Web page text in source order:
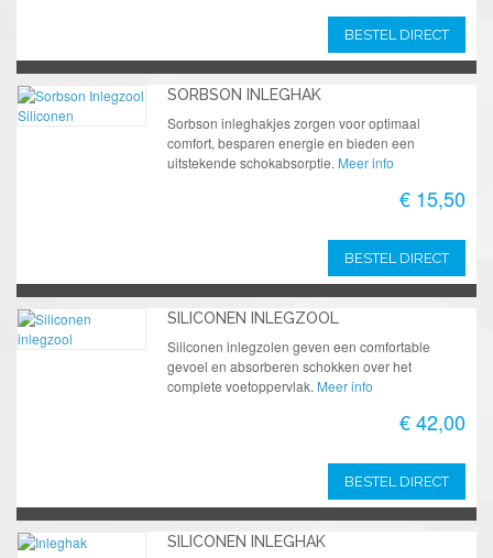
BESTEL DIRECT
SORBSON INLEGHAK
Sorbson inleghakjes zorgen voor optimaal
comfort, besparen energie en bieden een
uitstekende schokabsorptie. Meer info
€ 15,50
BESTEL DIRECT
SILICONEN INLEGZOOL
Siliconen inlegzolen geven een comfortable
gevoel en absorberen schokken over het
complete voetoppervlak. Meer info
€ 42,00
BESTEL DIRECT
SILICONEN INLEGHAK